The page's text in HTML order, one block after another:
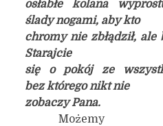
osłabłe kolana
ślady nogami, aby kto
chromy nie zbłądził, ale
Starajcie
się o pokój ze
bez którego nikt nie
zobaczy Pana.
Możemy